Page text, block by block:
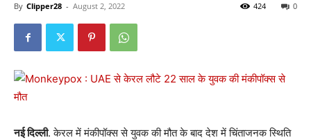
By Clipper28 - August 2, 2022 0
424
नई दिल्ली. केरल में मंकीपॉक्स से युवक की मौत के बाद देश में चिंताजनक स्थिति